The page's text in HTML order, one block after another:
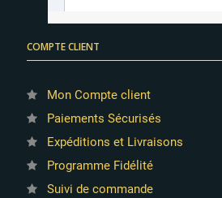
COMPTE CLIENT
Mon Compte client
Paiements Sécurisés
Expéditions et Livraisons
Programme Fidélité
Suivi de commande